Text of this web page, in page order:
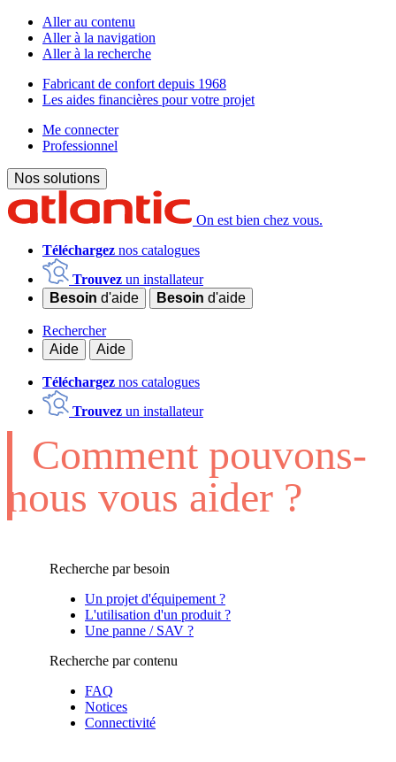
Aller au contenu
Aller à la navigation
Aller à la recherche
Fabricant de confort depuis 1968
Les aides financières pour votre projet
Me connecter
Professionnel
Nos solutions
On est bien chez vous.
Téléchargez nos catalogues
Trouvez un installateur
Besoin d'aide Besoin d'aide
Rechercher
Aide
Aide
Téléchargez nos catalogues
Trouvez un installateur
Comment pouvons-
nous vous aider ?
Recherche par besoin
Un projet d'équipement ?
L'utilisation d'un produit ?
Une panne / SAV ?
Recherche par contenu
FAQ
Notices
Connectivité